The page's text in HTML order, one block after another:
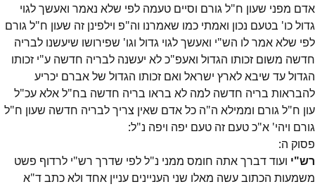
אדם מפני שעון ח"ל גורם וסיים טעמה לפי שלא נאמר ואעשך לגוי
גדול כו' בטעם נכון ואמתי כמו שאמרנו וה"פ וילפינן זה שעון ח"ל גורם
לפי שלא אמר לו הש"י ואעשך לגוי גדול וגו' שפירושו שיעשנו לבריה
חדשה משום זכותו הגדול ואעפ"כ לא יעשנה לבריה חדשה ע"י זכותו
הגדול עד שיבא לארץ ישראל ואם זכותו הגדול של אברם יכריע
להבראות בריה חדשה למה לא בראו בריה חדשה בח"ל אלא עכ"ל
עון ח"ל גורם וממילא ה"ה כל אדם שאין צריך לבריה חדשה שעון ח"ל
גורם ויהי' א"כ טעם זה טעם יפה ויפה נ"ל:
פסוק ה:
רש"י ועוד דברך אתה חומס ממני נ"ל לפי שדרך רש"י לרדוף פשט
משמעות הכתוב עשה מאלו שני העניינים עניין אחד ולא כתב ד"א